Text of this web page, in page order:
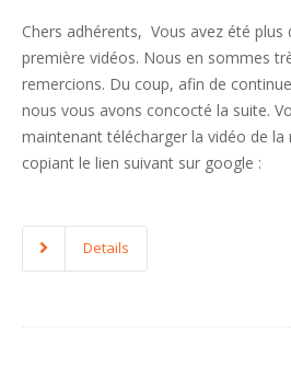
Chers adhérents, Vous avez été
première vidéos. Nous en sommes
remercions. Du coup, afin de
nous vous avons concocté la suite.
maintenant télécharger la vidéo de la
copiant le lien suivant sur google :
Details